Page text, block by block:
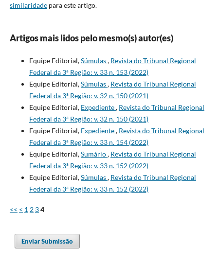
similaridadepara este artigo.
Artigos mais lidos pelo mesmo(s) autor(es)
Equipe Editorial,Súmulas, Revista do Tribunal Regional
Federal da 3ª Região: v. 33 n. 153 (2022)
Equipe Editorial,Súmulas, Revista do Tribunal Regional
Federal da 3ª Região: v. 32 n. 150 (2021)
Equipe Editorial, Expediente, Revista do Tribunal Regional
Federal da 3ª Região: v. 32 n. 150 (2021)
Equipe Editorial, Expediente, Revista do Tribunal Regional
Federal da 3ª Região: v. 33 n. 154 (2022)
Equipe Editorial,Sumário, Revista do Tribunal Regional
Federal da 3ª Região: v. 33 n. 152 (2022)
Equipe Editorial,Súmulas, Revista do Tribunal Regional
Federal da 3ª Região: v. 33 n. 152 (2022)
<< < 1 2 34
Enviar Submissão